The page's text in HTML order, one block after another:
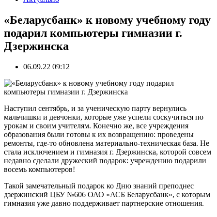
«Беларусбанк» к новому учебному году
подарил компьютеры гимназии г.
Дзержинска
06.09.22 09:12
Наступил сентябрь, и за ученическую парту вернулись
мальчишки и девчонки, которые уже успели соскучиться по
урокам и своим учителям. Конечно же, все учреждения
образования были готовы к их возвращению: проведены
ремонты, где-то обновлена материально-техническая база. Не
стала исключением и гимназия г. Дзержинска, которой совсем
недавно сделали дружеский подарок: учреждению подарили
восемь компьютеров!
Такой замечательный подарок ко Дню знаний преподнес
дзержинский ЦБУ №606 ОАО «АСБ Беларусбанк», с которым
гимназия уже давно поддерживает партнерские отношения.